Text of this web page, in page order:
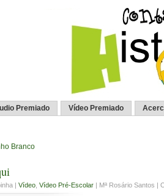
Premiado Vídeo Premiado
Branco
| Vídeo Vídeo Pré-Escolar | Mª Rosário Santos |